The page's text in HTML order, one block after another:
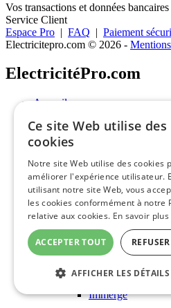
Vos transactions et données
Service Client
Espace Pro | FAQ | Paiement
Electricitepro.com © 2026 -
ElectricitéPro.com
Accueil
Cabler
Câbles
Câbles
U-1000 R2V
U-1000 AR2V
Câble BIO
U-1000 RVFV
Immergé
Ce site Web utilise des
cookies
Notre site Web utilise des cookies
améliorer l'expérience utilisateur.
utilisant notre site Web, vous
les cookies conformément à notre
relative aux cookies. En savoir plus
ACCEPTER TOUT
AFFICHER LES DÉTAILS